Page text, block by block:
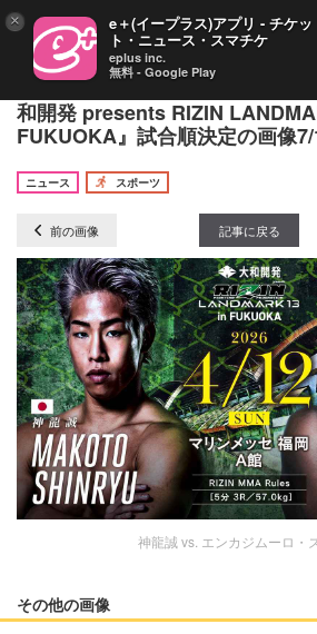
ファイナルはシェイドゥラエフ
和開発 presents RIZIN
FUKUOKA』試合順決定の画像
ニュース
スポーツ
前の画像 記事に戻る
神龍誠 vs. エンカジムーロ・
その他の画像
× e＋(イープラス)アプリ - チケッ
ト・ニュース・スマチケ
eplus inc.
無料 - Google Play